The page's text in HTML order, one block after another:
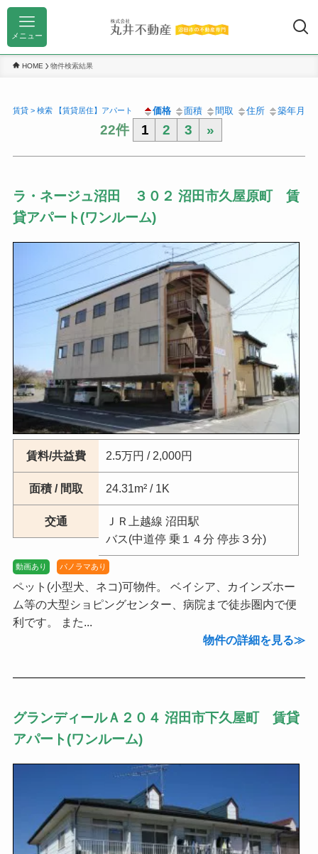
メニュー
HOME 物件検索結果
賃貸 > 検索 【賃貸居住】アパート 価格 面積 間取 住所 築年月
22件 1 2 3 »
ラ・ネージュ沼田 ３０２ 沼田市久屋原町 賃
貸アパート(ワンルーム)
賃料/共益費 2.5万円 / 2,000円
面積 / 間取 24.31m² / 1K
交通
ＪＲ上越線 沼田駅
バス(中道停 乗１４分 停歩３分)
動画あり パノラマあり
ペット(小型犬、ネコ)可物件。 ベイシア、カインズホー
ム等の大型ショピングセンター、病院まで徒歩圏内で便
利です。 また...
物件の詳細を見る
グランディールＡ２０４ 沼田市下久屋町 賃貸
アパート(ワンルーム)